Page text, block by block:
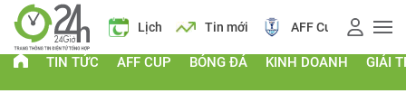
Giá vàng Lịch Tin mới AFF Cup Giá
TIN TỨC AFF CUP BÓNG ĐÁ KINH DOANH GIẢI